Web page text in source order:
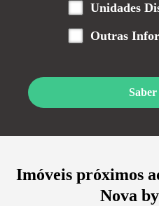
Unidades
Outras
Saber
Imóveis próximos
Nova